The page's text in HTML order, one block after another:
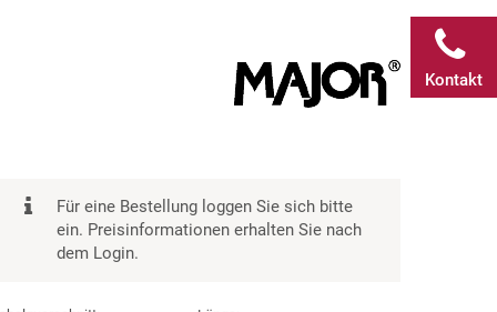
Kontakt
Für eine Bestellung loggen Sie sich bitte
ein. Preisinformationen erhalten Sie nach
dem Login.